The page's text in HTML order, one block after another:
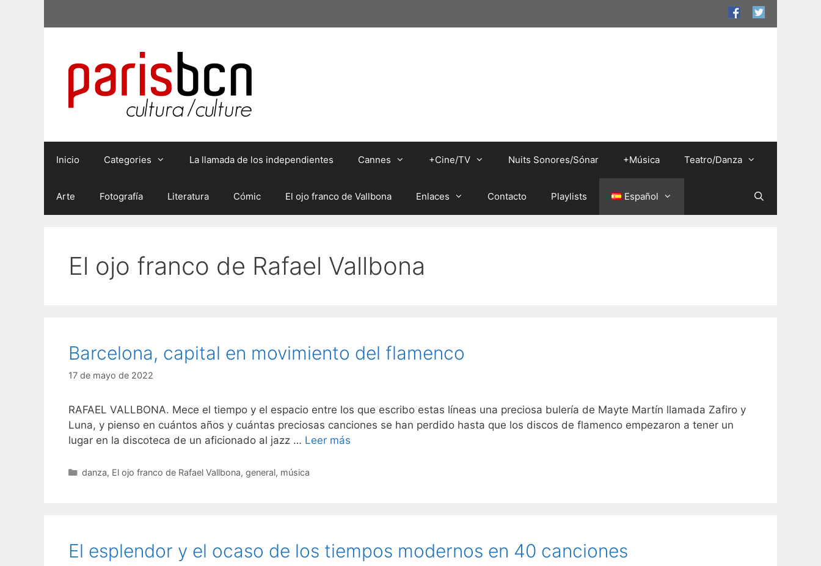
Inicio Categories La llamada de los independientes Cannes +Cine/TV Nuits Sonores/Sónar +Música Teatro/Danza
Arte Fotografía Literatura Cómic El ojo franco de Vallbona Enlaces Contacto Playlists Español
El ojo franco de Rafael Vallbona
Barcelona, capital en movimiento del flamenco
17 de mayo de 2022
RAFAEL VALLBONA. Mece el tiempo y el espacio entre los que escribo estas líneas una preciosa bulería de Mayte Martín llamada Zafiro y
Luna, y pienso en cuántos años y cuántas preciosas canciones se han perdido hasta que los discos de flamenco empezaron a tener un
lugar en la discoteca de un aficionado al jazz … Leer más
Categorías
danza, El ojo franco de Rafael Vallbona, general, música
El esplendor y el ocaso de los tiempos modernos en 40 canciones